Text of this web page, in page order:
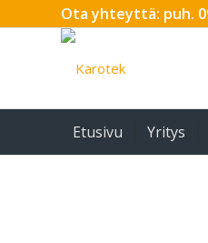
Ota yhteyttä: puh.
Etusivu Yritys